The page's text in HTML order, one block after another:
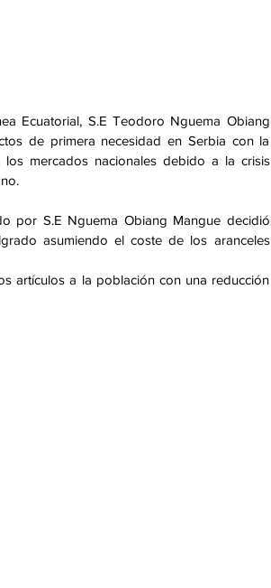
Ecuatorial, S.E Teodoro Nguema Obiang
de primera necesidad en Serbia con la
mercados nacionales debido a la crisis
por S.E Nguema Obiang Mangue decidió
asumiendo el coste de los aranceles
artículos a la población con una reducción